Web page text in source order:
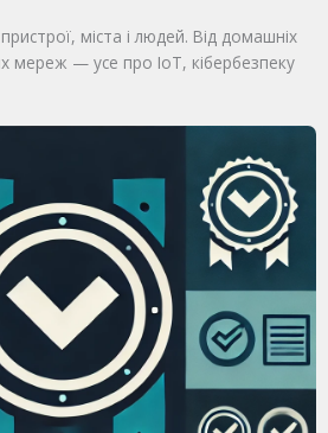
міста і людей. Від домашніх
мереж — усе про IoT, кібербезпеку